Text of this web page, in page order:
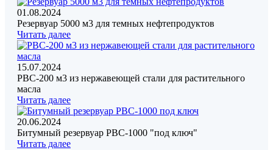
01.08.2024
Резервуар 5000 м3 для темных нефтепродуктов
Читать далее
15.07.2024
РВС-200 м3 из нержавеющей стали для растительного
масла
Читать далее
20.06.2024
Битумный резервуар РВС-1000 "под ключ"
Читать далее